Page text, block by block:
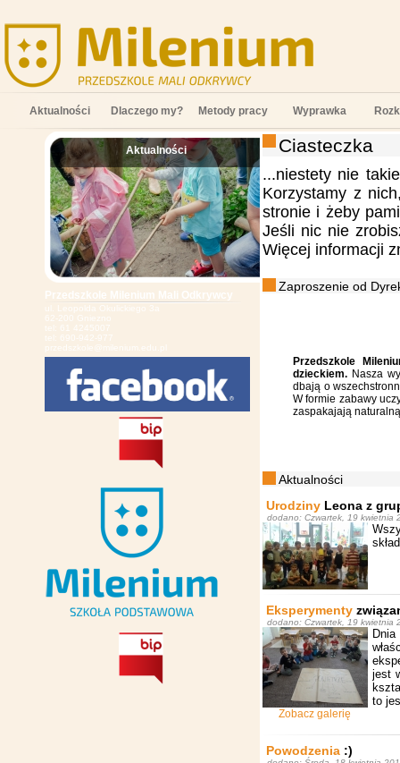
Aktualności Dlaczego my? Metody pracy Wyprawka
Aktualności
Przedszkole Milenium Mali Odkrywcy
ul. Leopolda Okulickiego 3a
62-200 Gniezno
tel: 61 4245007
tel: 690-942-977
przedszkole@milenium.edu.pl
Ciasteczka
...niestety nie
Korzystamy z
stronie i żeby
Jeśli nic nie
Więcej informacji
Zaproszenie od
Przedszkole
dzieckiem. Nasza
dbają o
W formie zabawy
zaspakajają
Aktualności
Urodziny Leona z
dodano: Czwartek, 19 kwietnia
Eksperymenty
dodano: Czwartek, 19 kwietnia
Zobacz galerię
jest
to
Powodzenia :)